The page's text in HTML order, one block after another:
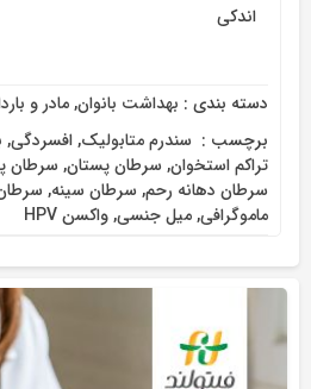
اندکی
دسته بندی : بهداشت بانوان,مادر و
برچسب : ‌ سندرم متابولیک,افسردگی,
تراکم استخوان, سرطان پستان, سرطان
سرطان دهانه رحم, سرطان سینه,
ماموگرافی,میل جنسی,واکسن HPV